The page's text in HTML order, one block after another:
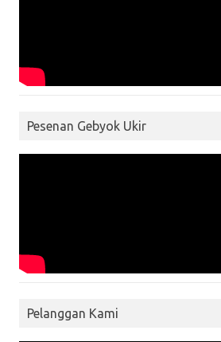
Pesenan Gebyok Ukir
Pelanggan Kami